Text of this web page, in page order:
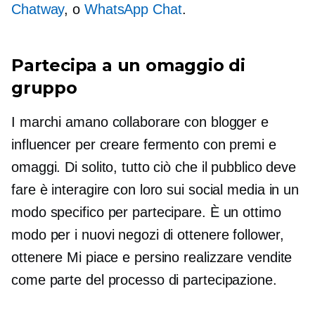
Chatway, o WhatsApp Chat.
Partecipa a un omaggio di
gruppo
I marchi amano collaborare con blogger e
influencer per creare fermento con premi e
omaggi. Di solito, tutto ciò che il pubblico deve
fare è interagire con loro sui social media in un
modo specifico per partecipare. È un ottimo
modo per i nuovi negozi di ottenere follower,
ottenere Mi piace e persino realizzare vendite
come parte del processo di partecipazione.